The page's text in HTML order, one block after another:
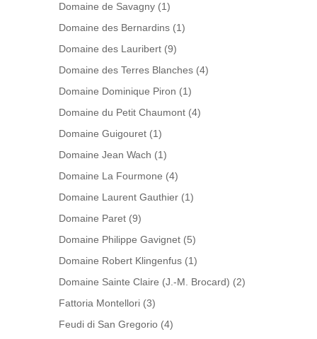
Domaine de Savagny (1)
Domaine des Bernardins (1)
Domaine des Lauribert (9)
Domaine des Terres Blanches (4)
Domaine Dominique Piron (1)
Domaine du Petit Chaumont (4)
Domaine Guigouret (1)
Domaine Jean Wach (1)
Domaine La Fourmone (4)
Domaine Laurent Gauthier (1)
Domaine Paret (9)
Domaine Philippe Gavignet (5)
Domaine Robert Klingenfus (1)
Domaine Sainte Claire (J.-M. Brocard) (2)
Fattoria Montellori (3)
Feudi di San Gregorio (4)